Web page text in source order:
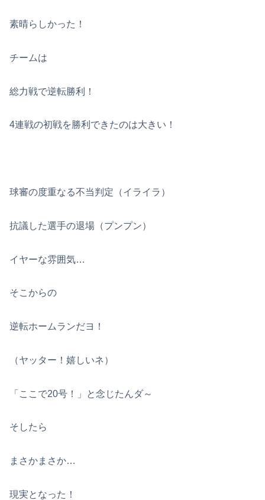
素晴らしかった！
チームは
総力戦で逆転勝利！
4連戦の初戦を勝利できたのは大きい！
球審の度重なる不当判定（イライラ）
抗議した選手の退場（プンプン）
イヤーな雰囲気…
そこからの
逆転ホームランだヨ！
（ヤッター！嬉しいネ）
「ここで20号！」と念じたんダ～
そしたら
まさかまさか…
現実となった！